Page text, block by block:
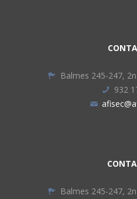
Balmes 245-247,
932
Balmes 245-247,